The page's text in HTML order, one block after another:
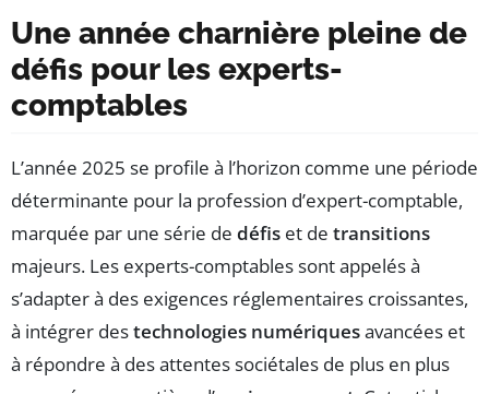
Une année charnière pleine de
défis pour les experts-
comptables
L’année 2025 se profile à l’horizon comme une période
déterminante pour la profession d’expert-comptable,
marquée par une série de défis et de transitions
majeurs. Les experts-comptables sont appelés à
s’adapter à des exigences réglementaires croissantes,
à intégrer destechnologies numériquesavancées et
à répondre à des attentes sociétales de plus en plus